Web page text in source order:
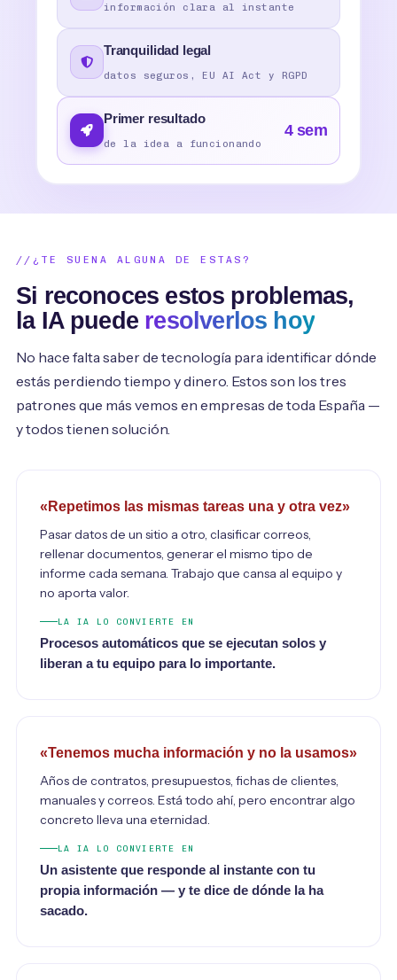
información clara al instante
Tranquilidad legal
datos seguros, EU AI Act y RGPD
Primer resultado
de la idea a funcionando
4 sem
¿TE SUENA ALGUNA DE ESTAS?
Si reconoces estos problemas,
la IA puede resolverlos hoy
No hace falta saber de tecnología para identificar dónde
estás perdiendo tiempo y dinero. Estos son los tres
patrones que más vemos en empresas de toda España —
y todos tienen solución.
«Repetimos las mismas tareas una y otra vez»
Pasar datos de un sitio a otro, clasificar correos,
rellenar documentos, generar el mismo tipo de
informe cada semana. Trabajo que cansa al equipo y
no aporta valor.
LA IA LO CONVIERTE EN
Procesos automáticos que se ejecutan solos y
liberan a tu equipo para lo importante.
«Tenemos mucha información y no la usamos»
Años de contratos, presupuestos, fichas de clientes,
manuales y correos. Está todo ahí, pero encontrar algo
concreto lleva una eternidad.
LA IA LO CONVIERTE EN
Un asistente que responde al instante con tu
propia información — y te dice de dónde la ha
sacado.